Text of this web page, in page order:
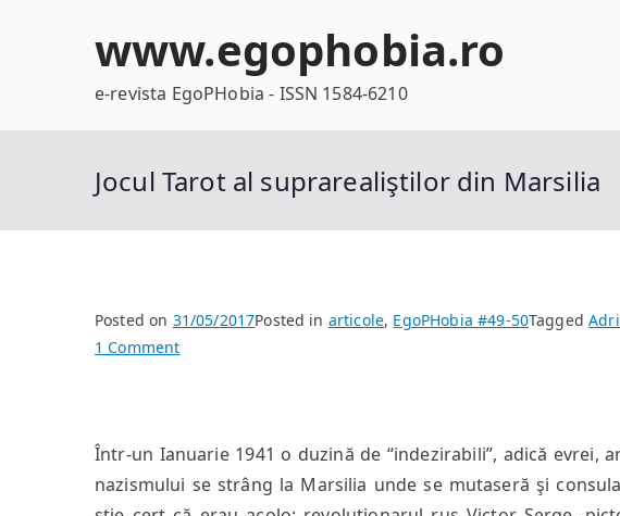
www.egophobia.ro
e-revista EgoPHobia - ISSN 1584-6210
Jocul Tarot al suprarealiştilor din Marsilia
Posted on 31/05/2017Posted in articole, EgoPHobia #49-50Tagged
1 Commenton
suprarealiştilor
din
Marsilia
Într-un Ianuarie 1941 o duzină de “indezirabili”, adică evrei,
nazismului se strâng la Marsilia unde se mutaseră şi